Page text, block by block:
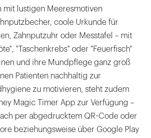
mit lustigen Meeresmotiven
coole Urkunde für
Zahnputzuhr oder Messtafel – mit
"Taschenkrebs" oder "Feuerfisch"
und ihre Mundpflege ganz groß
Patienten nachhaltig zur
zu motivieren, steht zudem
Magic Timer App zur Verfügung –
per abgedrucktem QR-Code oder
beziehungsweise über Google Play